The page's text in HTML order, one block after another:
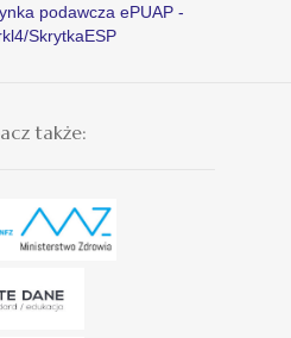
podawcza ePUAP -
SkrytkaESP
także: